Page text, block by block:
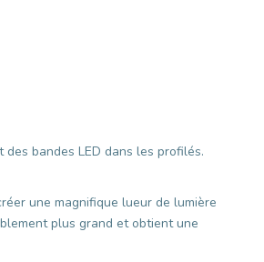
bandes LED dans les profilés.
une magnifique lueur de lumière
plus grand et obtient une